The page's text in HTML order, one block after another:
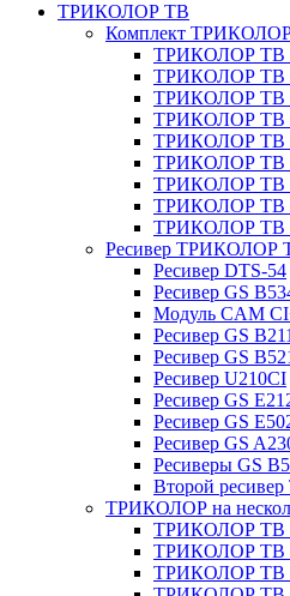
ТРИКОЛОР ТВ
Комплект
ТРИКОЛОР ТВ
ТРИКОЛОР ТВ
ТРИКОЛОР ТВ
ТРИКОЛОР ТВ
ТРИКОЛОР ТВ
ТРИКОЛОР ТВ
ТРИКОЛОР ТВ
ТРИКОЛОР ТВ
ТРИКОЛОР ТВ
Ресивер ТРИКОЛОР
Ресивер DTS-54
Ресивер GS
Модуль CAM
Ресивер GS B211
Ресивер GS
Ресивер U210CI
Ресивер GS
Ресивер GS
Ресивер GS
Ресиверы GS
Второй
ТРИКОЛОР на
ТРИКОЛОР ТВ
ТРИКОЛОР ТВ
ТРИКОЛОР ТВ